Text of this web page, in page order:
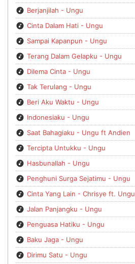
Berjanjilah - Ungu
Cinta Dalam Hati - Ungu
Sampai Kapanpun - Ungu
Terang Dalam Gelapku - Ungu
Dilema Cinta - Ungu
Tak Terulang - Ungu
Beri Aku Waktu - Ungu
Indonesiaku - Ungu
Saat Bahagiaku - Ungu ft Andien
Tercipta Untukku - Ungu
Hasbunallah - Ungu
Penghuni Surga Sejatimu - Ungu
Cinta Yang Lain - Chrisye ft. Ungu
Jalan Panjangku - Ungu
Penguasa Hatiku - Ungu
Baku Jaga - Ungu
Dirimu Satu - Ungu